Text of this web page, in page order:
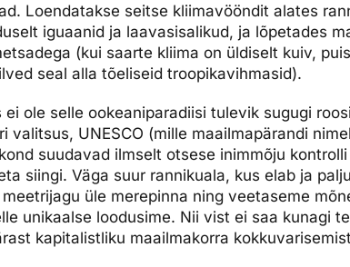
Loendatakse seitse kliimavööndit alates
iguaanid ja laavasisalikud, ja lõpetades
(kui saar­te kliima on üldiselt kuiv,
seal alla tõeliseid troopikavihmasid).
ei ole selle ookeaniparadiisi tulevik sugugi
valitsus, UNESCO (mille maailmapärandi
suudavad ilmselt otsese inimmõju
siingi. Väga suur rannikuala, kus elab ja
üle merepinna ning veetaseme
unikaalse loodusime. Nii vist ei saa kunagi
kapitalistliku maailmakorra